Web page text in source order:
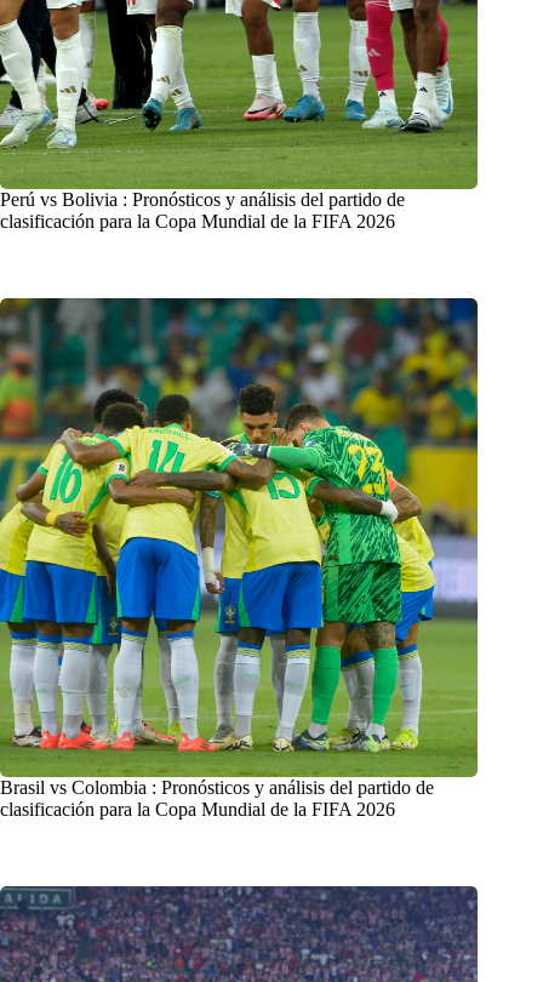
Perú vs Bolivia : Pronósticos y análisis del partido de
clasificación para la Copa Mundial de la FIFA 2026
Brasil vs Colombia : Pronósticos y análisis del partido de
clasificación para la Copa Mundial de la FIFA 2026